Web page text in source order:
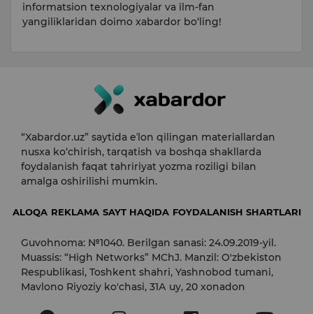
informatsion texnologiyalar va ilm-fan
yangiliklaridan doimo xabardor bo‘ling!
“Xabardor.uz” saytida eʼlon qilingan materiallardan
nusxa ko‘chirish, tarqatish va boshqa shakllarda
foydalanish faqat tahririyat yozma roziligi bilan
amalga oshirilishi mumkin.
ALOQA REKLAMA SAYT HAQIDA FOYDALANISH SHARTLARI
Guvohnoma: №1040. Berilgan sanasi: 24.09.2019-yil.
Muassis: “High Networks” MChJ. Manzil: O'zbekiston
Respublikasi, Toshkent shahri, Yashnobod tumani,
Mavlono Riyoziy ko'chasi, 31А uy, 20 xonadon